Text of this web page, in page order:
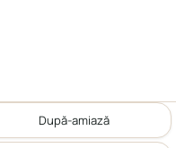
După-amiază